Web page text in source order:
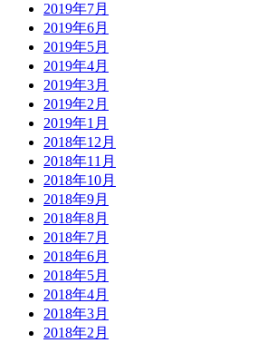
2019年7月
2019年6月
2019年5月
2019年4月
2019年3月
2019年2月
2019年1月
2018年12月
2018年11月
2018年10月
2018年9月
2018年8月
2018年7月
2018年6月
2018年5月
2018年4月
2018年3月
2018年2月